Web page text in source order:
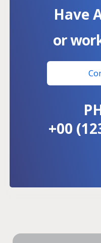
Have
or
+00